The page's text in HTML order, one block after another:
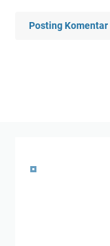
Posting Komentar